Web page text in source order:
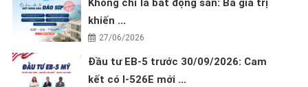
Không chỉ là bất động sản: Ba giá trị
khiến ...
27/06/2026
Đầu tư EB-5 trước 30/09/2026: Cam
kết có I-526E mới ...